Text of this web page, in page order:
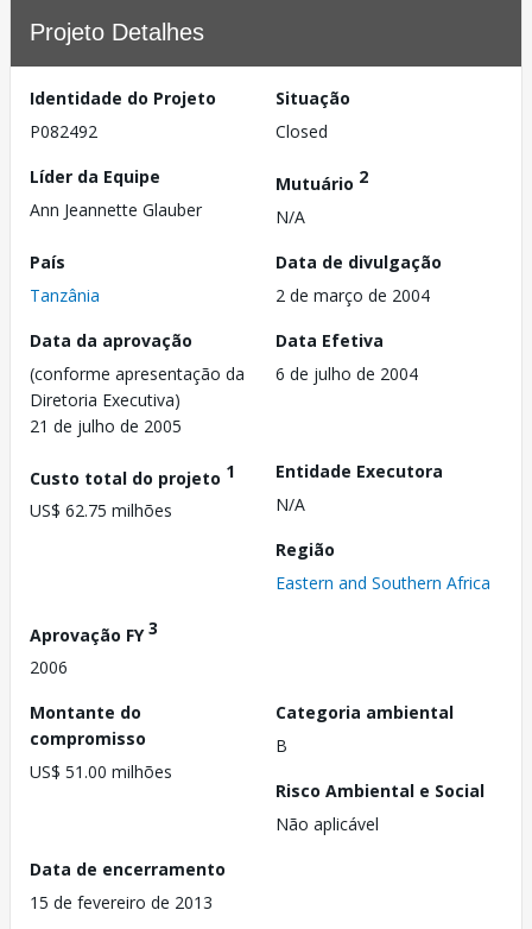
Projeto Detalhes
Identidade do Projeto
P082492
Situação
Closed
Líder da Equipe
Ann Jeannette Glauber
Mutuário 2
N/A
País
Tanzânia
Data de divulgação
2 de março de 2004
Data da aprovação
(conforme apresentação da
Diretoria Executiva)
21 de julho de 2005
Data Efetiva
6 de julho de 2004
Custo total do projeto 1
US$ 62.75 milhões
Entidade Executora
N/A
Região
Eastern and Southern Africa
Aprovação FY3
2006
Montante do
compromisso
US$ 51.00 milhões
Categoria ambiental
B
Risco Ambiental e Social
Não aplicável
Data de encerramento
15 de fevereiro de 2013